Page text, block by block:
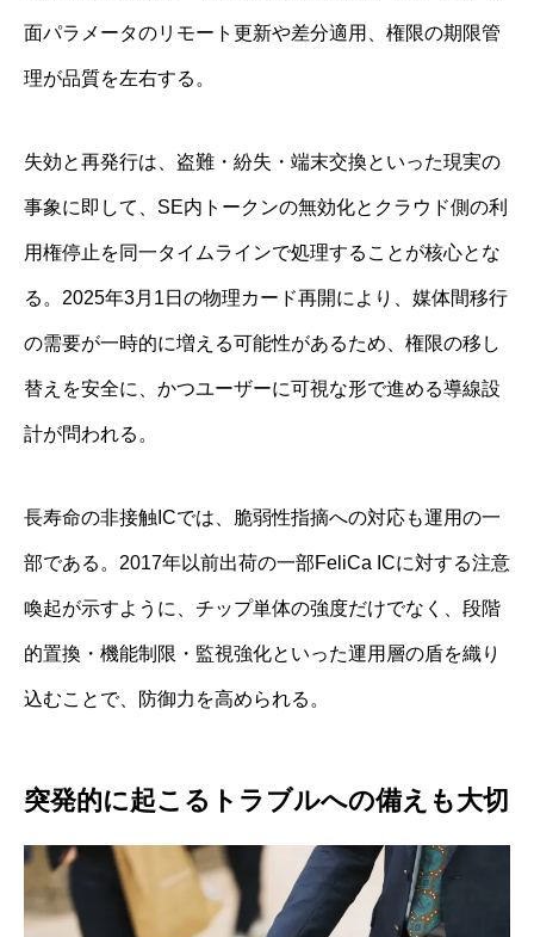
面パラメータのリモート更新や差分適用、権限の期限管
理が品質を左右する。
失効と再発行は、盗難・紛失・端末交換といった現実の
事象に即して、SE内トークンの無効化とクラウド側の利
用権停止を同一タイムラインで処理することが核心とな
る。2025年3月1日の物理カード再開により、媒体間移行
の需要が一時的に増える可能性があるため、権限の移し
替えを安全に、かつユーザーに可視な形で進める導線設
計が問われる。
長寿命の非接触ICでは、脆弱性指摘への対応も運用の一
部である。2017年以前出荷の一部FeliCa ICに対する注意
喚起が示すように、チップ単体の強度だけでなく、段階
的置換・機能制限・監視強化といった運用層の盾を織り
込むことで、防御力を高められる。
突発的に起こるトラブルへの備えも大切